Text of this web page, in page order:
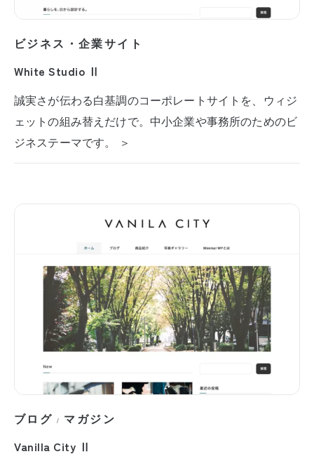
ビジネス・企業サイト
White Studio Ⅱ
誠実さが伝わる白基調のコーポレートサイトを、ウィジ
ェットの組み替えだけで。中小企業や事務所のためのビ
ジネステーマです。 ＞
ブログ / マガジン
Vanilla City Ⅱ